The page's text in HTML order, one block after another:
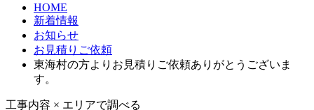
HOME
新着情報
お知らせ
お見積りご依頼
東海村の方よりお見積りご依頼ありがとうございま
す。
工事内容 × エリアで調べる